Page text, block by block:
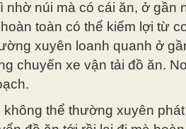
nhờ núi mà có cái ăn, ở
toàn có thể kiếm lợi từ
xuyên loanh quanh ở
chuyến xe vận tải đồ ăn.
thể thường xuyên